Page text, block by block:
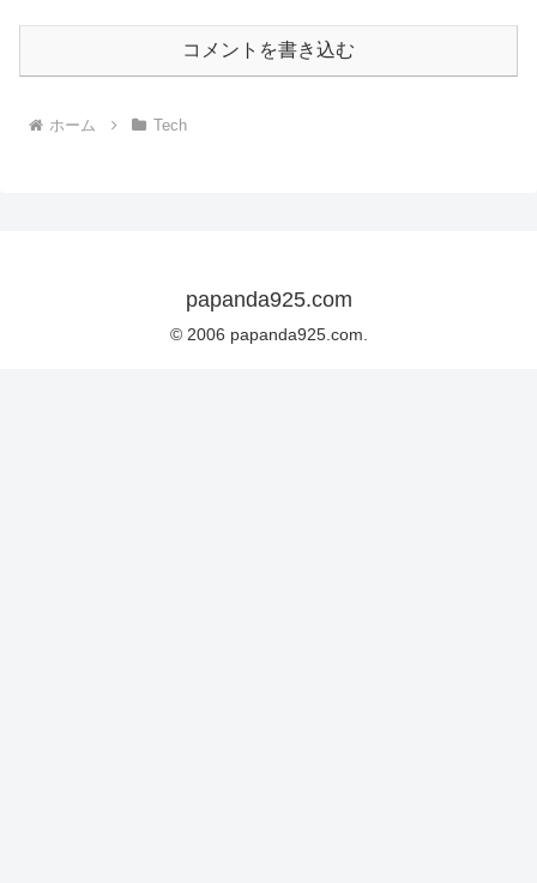
コメントを書き込む
ホーム Tech
papanda925.com
© 2006 papanda925.com.